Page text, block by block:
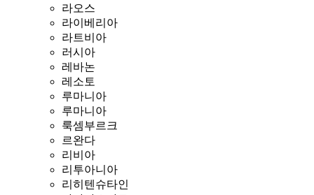
라오스
라이베리아
라트비아
러시아
레바논
레소토
루마니아
루마니아
룩셈부르크
르완다
리비아
리투아니아
리히텐슈타인